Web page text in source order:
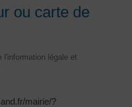
ou carte de
l'information légale et
mairie/?